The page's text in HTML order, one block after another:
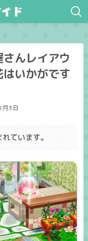
さんレイアウ
はいかがです
3日
ています。